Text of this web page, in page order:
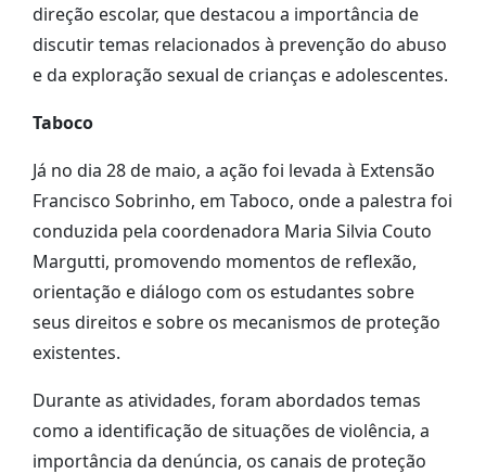
direção escolar, que destacou a importância de
discutir temas relacionados à prevenção do abuso
e da exploração sexual de crianças e adolescentes.
Taboco
Já no dia 28 de maio, a ação foi levada à Extensão
Francisco Sobrinho, em Taboco, onde a palestra foi
conduzida pela coordenadora Maria Silvia Couto
Margutti, promovendo momentos de reflexão,
orientação e diálogo com os estudantes sobre
seus direitos e sobre os mecanismos de proteção
existentes.
Durante as atividades, foram abordados temas
como a identificação de situações de violência, a
importância da denúncia, os canais de proteção